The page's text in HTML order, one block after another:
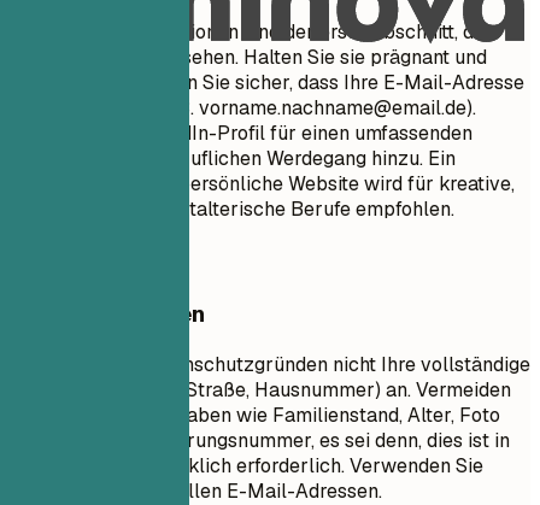
Ihre Kontaktinformationen sind der erste Abschnitt, den
Personalvermittler sehen. Halten Sie sie prägnant und
professionell. Stellen Sie sicher, dass Ihre E-Mail-Adresse
angemessen ist (z. B.vorname.nachname@email.de).
Fügen Sie Ihr LinkedIn-Profil für einen umfassenden
Einblick in Ihren beruflichen Werdegang hinzu. Ein
Portfolio oder eine persönliche Website wird für kreative,
technische oder gestalterische Berufe empfohlen.
Besser vermeiden
Geben Sie aus Datenschutzgründen nicht Ihre vollständige
physische Adresse (Straße, Hausnummer) an. Vermeiden
Sie persönliche Angaben wie Familienstand, Alter, Foto
oder Sozialversicherungsnummer, es sei denn, dies ist in
Ihrem Land ausdrücklich erforderlich. Verwenden Sie
keine unprofessionellen E-Mail-Adressen.